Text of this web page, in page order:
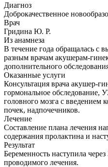
Диагноз
Доброкачественное
Врач
Гридина Ю. Р.
Из анамнеза
В течение года обращалась
разным врачам акушерам-
дополнительного
Оказанные услуги
Консультация врача акушер-
гормональное обследование,
головного мозга с введением
почек, надпочечников.
Лечение
Составление плана лечения
содержания пролактина и
Результат
Беременность наступила через
проводимого лечения.